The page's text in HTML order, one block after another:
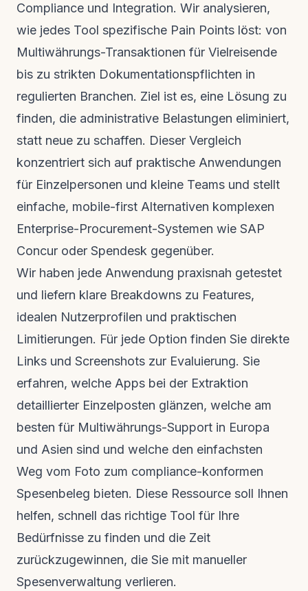
Compliance und Integration. Wir analysieren,
wie jedes Tool spezifische Pain Points löst: von
Multiwährungs-Transaktionen für Vielreisende
bis zu strikten Dokumentationspflichten in
regulierten Branchen. Ziel ist es, eine Lösung zu
finden, die administrative Belastungen eliminiert,
statt neue zu schaffen. Dieser Vergleich
konzentriert sich auf praktische Anwendungen
für Einzelpersonen und kleine Teams und stellt
einfache, mobile-first Alternativen komplexen
Enterprise-Procurement-Systemen wie SAP
Concur oder Spendesk gegenüber.
Wir haben jede Anwendung praxisnah getestet
und liefern klare Breakdowns zu Features,
idealen Nutzerprofilen und praktischen
Limitierungen. Für jede Option finden Sie direkte
Links und Screenshots zur Evaluierung. Sie
erfahren, welche Apps bei der Extraktion
detaillierter Einzelposten glänzen, welche am
besten für Multiwährungs-Support in Europa
und Asien sind und welche den einfachsten
Weg vom Foto zum compliance-konformen
Spesenbeleg bieten. Diese Ressource soll Ihnen
helfen, schnell das richtige Tool für Ihre
Bedürfnisse zu finden und die Zeit
zurückzugewinnen, die Sie mit manueller
Spesenverwaltung verlieren.